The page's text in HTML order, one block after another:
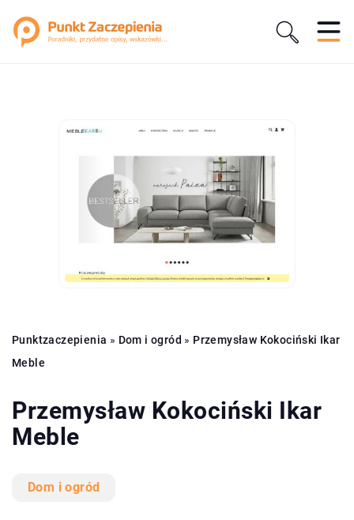
Punktzaczepienia » Dom i ogród » Przemysław Kokociński Ikar
Meble
Przemysław Kokociński Ikar
Meble
Dom i ogród